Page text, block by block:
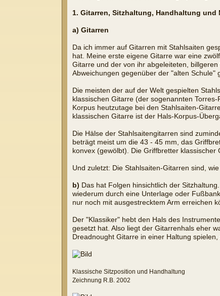
1. Gitarren, Sitzhaltung, Handhaltung und
a) Gitarren
Da ich immer auf Gitarren mit Stahlsaiten
hat. Meine erste eigene Gitarre war eine
Gitarre und der von ihr abgeleiteten,
Abweichungen gegenüber der "alten Schule"
Die meisten der auf der Welt gespielten
klassischen Gitarre (der sogenannten
Korpus heutzutage bei den Stahlsaiten-
klassischen Gitarre ist der Hals-Korpus-
Die Hälse der Stahlsaitengitarren sind
beträgt meist um die 43 - 45 mm, das
konvex (gewölbt). Die Griffbretter
Und zuletzt: Die Stahlsaiten-Gitarren sind,
b) Das hat Folgen hinsichtlich der
wiederum durch eine Unterlage oder
nur noch mit ausgestrecktem Arm erreichen
Der "Klassiker" hebt den Hals des
gesetzt hat. Also liegt der Gitarrenhals eher
Dreadnought Gitarre in einer Haltung
Klassische Sitzposition und Handhaltung
Zeichnung R.B. 2002